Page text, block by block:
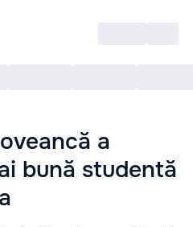
a
bună studentă